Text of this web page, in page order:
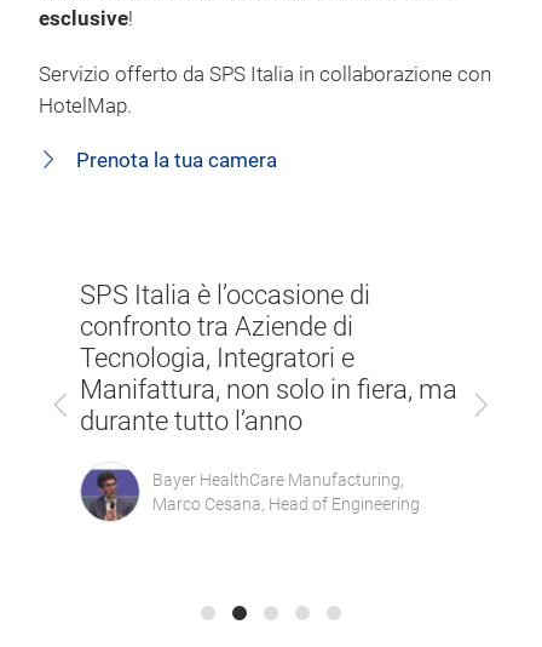
esclusive!
Servizio offerto da SPS Italia in collaborazione con
HotelMap.
Prenota la tua camera
Previous Next
Italia è l’occasione di
tra Aziende di
Integratori e
non solo in fiera, ma
tutto l’anno
Bayer HealthCare Manufacturing,
Marco Cesana, Head of Engineering
SPS Italia è un
irrinunciabile,
potenziali le
nostra visione